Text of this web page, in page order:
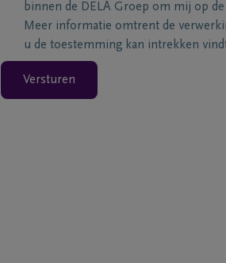
binnen de DELA Groep om mij op
Meer informatie omtrent de
u de toestemming kan intrekken
Versturen